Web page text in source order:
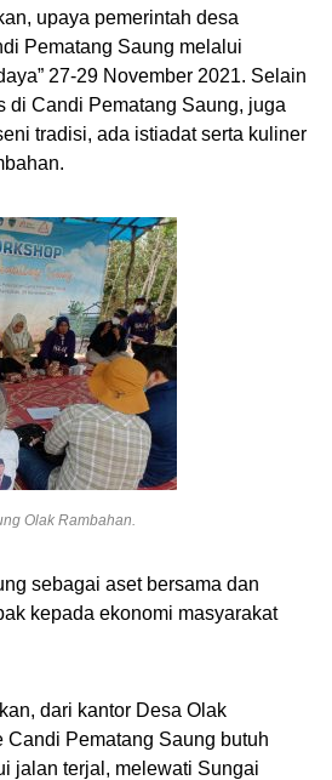
upaya pemerintah desa
Pematang Saung melalui
27-29 November 2021. Selain
di Candi Pematang Saung, juga
tradisi, ada istiadat serta kuliner
Olak Rambahan.
sebagai aset bersama dan
kepada ekonomi masyarakat
dari kantor Desa Olak
Candi Pematang Saung butuh
jalan terjal, melewati Sungai